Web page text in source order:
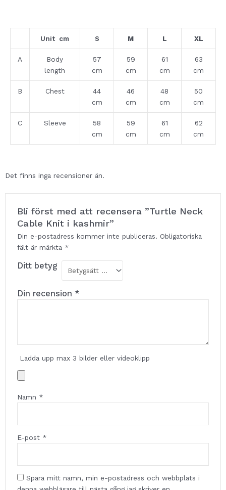
Unit cm S M L XL
A
Body
length
57
cm
59
cm
61
cm
63
cm
B Chest
44
cm
46
cm
48
cm
50
cm
C Sleeve
58
cm
59
cm
61
cm
62
cm
Det finns inga recensioner än.
Bli först med att recensera ”Turtle Neck
Cable Knit i kashmir”
Din e-postadress kommer inte publiceras. Obligatoriska
fält är märkta *
Ditt betyg
Din recension *
Ladda upp max 3 bilder eller videoklipp
Namn *
E-post *
Spara mitt namn, min e-postadress och webbplats i